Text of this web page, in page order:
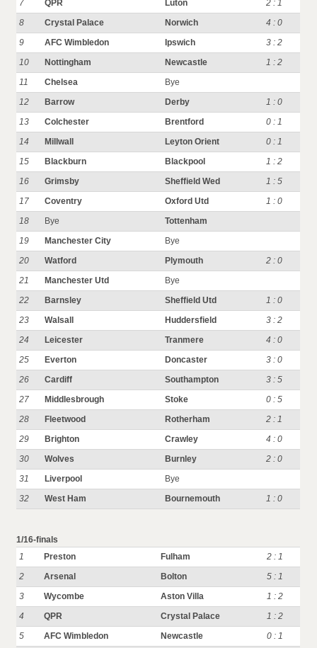
7 QPR Luton
2 : 1
8
Crystal Palace Norwich
4 : 0
9
AFC Wimbledon Ipswich
3 : 2
10
Nottingham Newcastle
1 : 2
11
Chelsea
Bye
12
Barrow Derby
1 : 0
13
Colchester Brentford
0 : 1
14
Millwall Leyton Orient
0 : 1
15
Blackburn Blackpool
1 : 2
16
Grimsby Sheffield Wed
1 : 5
17
Coventry Oxford Utd
1 : 0
18
Bye
Tottenham
19
Manchester City
Bye
20
Watford Plymouth
2 : 0
21
Manchester Utd
Bye
22
Barnsley Sheffield Utd
1 : 0
23
Walsall Huddersfield
3 : 2
24
Leicester Tranmere
4 : 0
25
Everton Doncaster
3 : 0
26
Cardiff Southampton
3 : 5
27
Middlesbrough Stoke
0 : 5
28
Fleetwood Rotherham
2 : 1
29
Brighton Crawley
4 : 0
30
Wolves Burnley
2 : 0
31
Liverpool
Bye
32
West Ham Bournemouth 1 : 0
1/16-finals
1
Preston Fulham
2 : 1
2
Arsenal Bolton
5 : 1
3
Wycombe Aston Villa
1 : 2
4
QPR Crystal Palace
1 : 2
5
AFC Wimbledon Newcastle
0 : 1